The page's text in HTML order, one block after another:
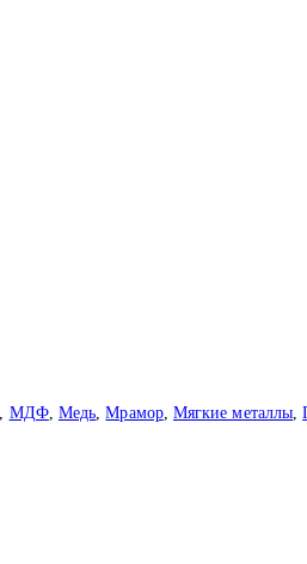
МДФ, Медь ,Мрамор, Мягкие металлы,